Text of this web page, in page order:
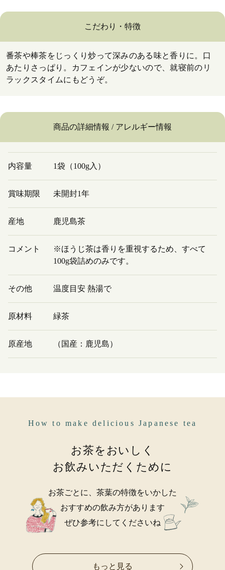
こだわり・特徴
番茶や棒茶をじっくり炒って深みのある味と香りに。口
あたりさっぱり。カフェインが少ないので、就寝前のリ
ラックスタイムにもどうぞ。
商品の詳細情報 / アレルギー情報
内容量 1袋（100g入）
賞味期限 未開封1年
産地 鹿児島茶
コメント
※ほうじ茶は香りを重視するため、すべて
100g袋詰めのみです。
その他 温度目安 熱湯で
原材料 緑茶
原産地 （国産：鹿児島）
How to make delicious Japanese tea
お茶をおいしく
お飲みいただくために
お茶ごとに、茶葉の特徴をいかした
おすすめの飲み方があります
ぜひ参考にしてくださいね
もっと見る